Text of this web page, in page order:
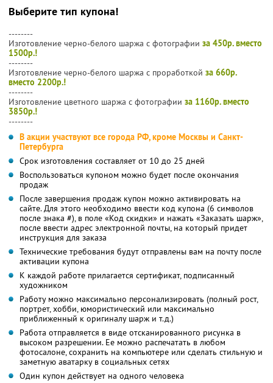
Выберите тип купона!
--------
Изготовление черно-белого шаржа с фотографии за 450р. вместо
1500р.!
--------
Изготовление черно-белого шаржа с проработкой за 660р.
вместо 2200р.!
--------
Изготовление цветного шаржа с фотографии за 1160р. вместо
3850р.!
--------
В акции участвуют все города РФ, кроме Москвы и Санкт-
Петербурга
Срок изготовления составляет от 10 до 25 дней
Воспользоваться купоном можно будет после окончания
продаж
После завершения продаж купон можно активировать на
сайте. Для этого необходимо ввести код купона (6 символов
после знака #), в поле «Код скидки» и нажать «Заказать шарж»,
после ввести адрес электронной почты, на который придет
инструкция для заказа
Технические требования будут отправлены вам на почту после
активации купона
К каждой работе прилагается сертификат, подписанный
художником
Работу можно максимально персонализировать (полный рост,
портрет, хобби, юмористический или максимально
приближенный к оригиналу шарж и т.д.)
Работа отправляется в виде отсканированного рисунка в
высоком разрешении. Ее можно распечатать в любом
фотосалоне, сохранить на компьютере или сделать стильную и
заметную аватарку в социальных сетях
Один купон действует на одного человека